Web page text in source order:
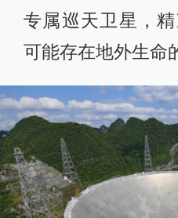
专属巡天卫星，精
可能存在地外生命